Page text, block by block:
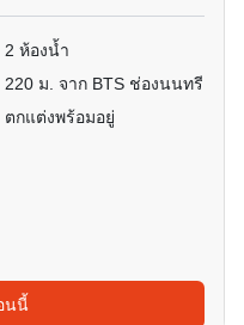
2 ห้องน้ำ
220 ม. จาก BTS ช่องนนทรี
ตกแต่งพร้อมอยู่
นนี้